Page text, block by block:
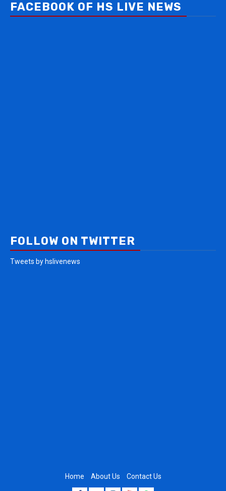
FACEBOOK OF HS LIVE NEWS
FOLLOW ON TWITTER
Tweets by hslivenews
Home About Us Contact Us